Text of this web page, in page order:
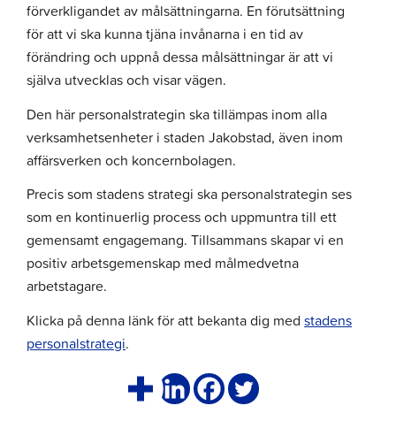
förverkligandet av målsättningarna. En förutsättning
för att vi ska kunna tjäna invånarna i en tid av
förändring och uppnå dessa målsättningar är att vi
själva utvecklas och visar vägen.
Den här personalstrategin ska tillämpas inom alla
verksamhetsenheter i staden Jakobstad, även inom
affärsverken och koncernbolagen.
Precis som stadens strategi ska personalstrategin ses
som en kontinuerlig process och uppmuntra till ett
gemensamt engagemang. Tillsammans skapar vi en
positiv arbetsgemenskap med målmedvetna
arbetstagare.
Klicka på denna länk för att bekanta dig medstadens
personalstrategi.